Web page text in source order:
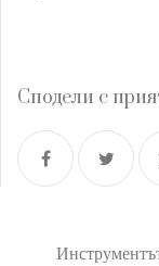
Сподели с